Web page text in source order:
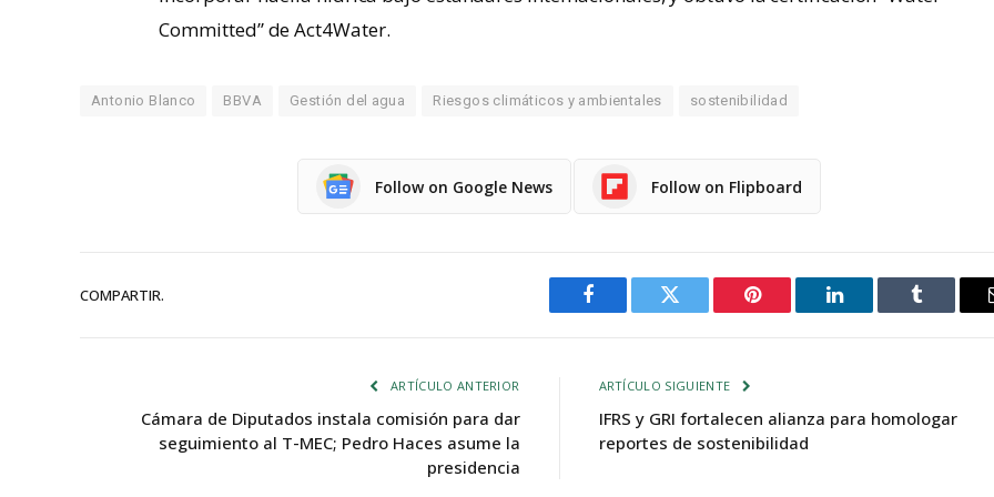
Committed” de Act4Water.
Antonio Blanco BBVA Gestión del agua Riesgos climáticos y ambientales sostenibilidad
Follow on Google News Follow on Flipboard
COMPARTIR.
Facebook Twitter Pinterest LinkedIn Tumblr
ARTÍCULO ANTERIOR
Cámara de Diputados instala comisión para dar
seguimiento al T-MEC; Pedro Haces asume la
presidencia
ARTÍCULO SIGUIENTE
IFRS y GRI fortalecen alianza para homologar
reportes de sostenibilidad